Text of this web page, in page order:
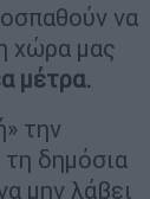
να
χώρα μας
μέτρα.
την
δημόσια
μην λάβει